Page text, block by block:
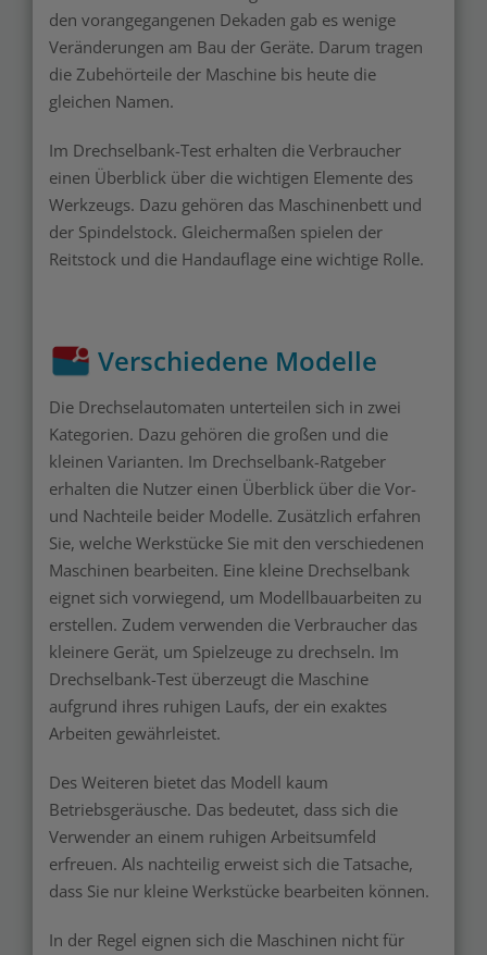
den vorangegangenen Dekaden gab es wenige
Veränderungen am Bau der Geräte. Darum tragen
die Zubehörteile der Maschine bis heute die
gleichen Namen.
Im Drechselbank-Test erhalten die Verbraucher
einen Überblick über die wichtigen Elemente des
Werkzeugs. Dazu gehören das Maschinenbett und
der Spindelstock. Gleichermaßen spielen der
Reitstock und die Handauflage eine wichtige Rolle.
Verschiedene Modelle
Die Drechselautomaten unterteilen sich in zwei
Kategorien. Dazu gehören die großen und die
kleinen Varianten. Im Drechselbank-Ratgeber
erhalten die Nutzer einen Überblick über die Vor-
und Nachteile beider Modelle. Zusätzlich erfahren
Sie, welche Werkstücke Sie mit den verschiedenen
Maschinen bearbeiten. Eine kleine Drechselbank
eignet sich vorwiegend, um Modellbauarbeiten zu
erstellen. Zudem verwenden die Verbraucher das
kleinere Gerät, um Spielzeuge zu drechseln. Im
Drechselbank-Test überzeugt die Maschine
aufgrund ihres ruhigen Laufs, der ein exaktes
Arbeiten gewährleistet.
Des Weiteren bietet das Modell kaum
Betriebsgeräusche. Das bedeutet, dass sich die
Verwender an einem ruhigen Arbeitsumfeld
erfreuen. Als nachteilig erweist sich die Tatsache,
dass Sie nur kleine Werkstücke bearbeiten können.
In der Regel eignen sich die Maschinen nicht für